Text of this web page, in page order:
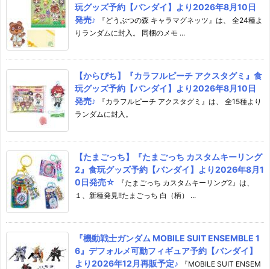
玩グッズ予約【バンダイ】より2026年8月10日
発売♪
『どうぶつの森 キャラマグネッツ』は、 全24種よ
りランダムに封入。 同梱のメモ ...
【からぴち】『カラフルピーチ アクスタグミ』食
玩グッズ予約【バンダイ】より2026年8月10日
発売♪
『カラフルピーチ アクスタグミ』は、 全15種より
ランダムに封入。
【たまごっち】『たまごっち カスタムキーリング
2』食玩グッズ予約【バンダイ】より2026年8月1
0日発売☆
『たまごっち カスタムキーリング2』は、
１、新種発見!!たまごっち 白（柄） ...
『機動戦士ガンダム MOBILE SUIT ENSEMBLE 1
6』デフォルメ可動フィギュア予約【バンダイ】
より2026年12月再販予定♪
『MOBILE SUIT ENSEM